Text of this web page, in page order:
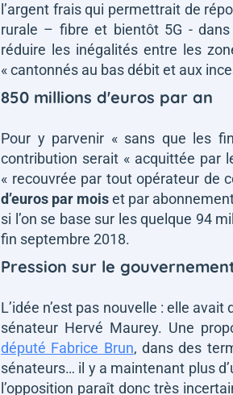
l’argent frais qui permettrait de
rurale – fibre et bientôt 5G -
réduire les inégalités entre les
«cantonnés au bas débit et aux
850 millions d'euros par an
Pour y parvenir « sans que les
contribution serait « acquittée par
« recouvrée par tout opérateur de
d’euros par moiset par
si l’on se base sur les quelque 94
fin septembre 2018.
Pression sur le
L’idée n’est pas nouvelle : elle
sénateur Hervé Maurey. Une
député Fabrice Brun, dans des
sénateurs… il y a maintenant plus
l’opposition paraît donc très